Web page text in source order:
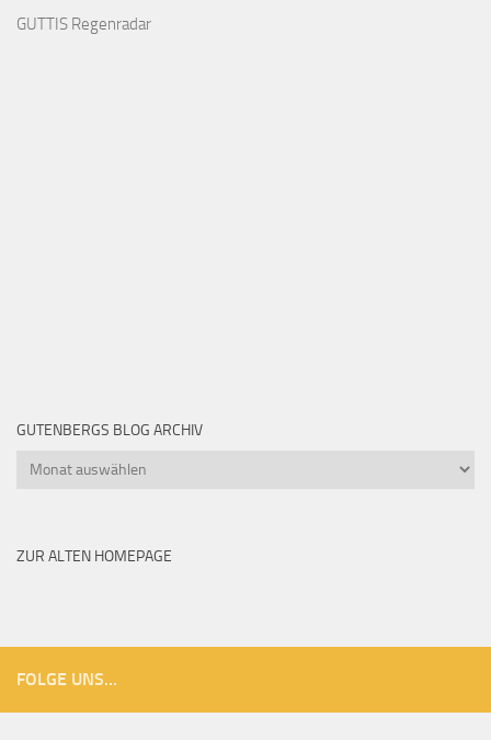
GUTTIS Regenradar
GUTENBERGS BLOG ARCHIV
Gutenbergs
ZUR ALTEN HOMEPAGE
FOLGE UNS...